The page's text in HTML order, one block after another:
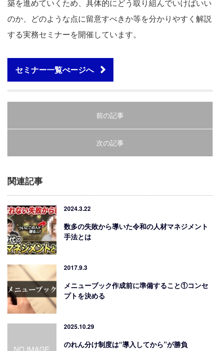
築を進めていくため、具体的にどう取り組んでいけばいい
のか、どのような点に留意すべきか等を分かりやすく解説
する実務セミナーを開催しています。
セミナー一覧ぺージへ
前の記事
次の記事
関連記事
2024.3.22
数多の失敗から導いた令和の人材マネジメント
手法とは
2017.9.3
メニューブック作成前に準備すること①コンセ
プトを決める
2025.10.29
のれん分け制度は“導入してから”が勝負